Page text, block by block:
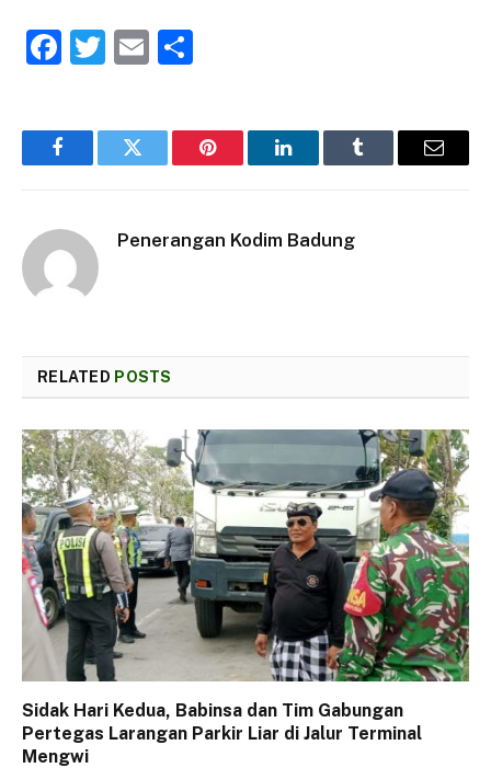
Facebook
Twitter
Email
FacebookTwitter Pinterest LinkedInTumblr Email
Penerangan Kodim Badung
RELATED POSTS
Sidak Hari Kedua, Babinsa dan Tim Gabungan
Pertegas Larangan Parkir Liar di Jalur Terminal
Mengwi